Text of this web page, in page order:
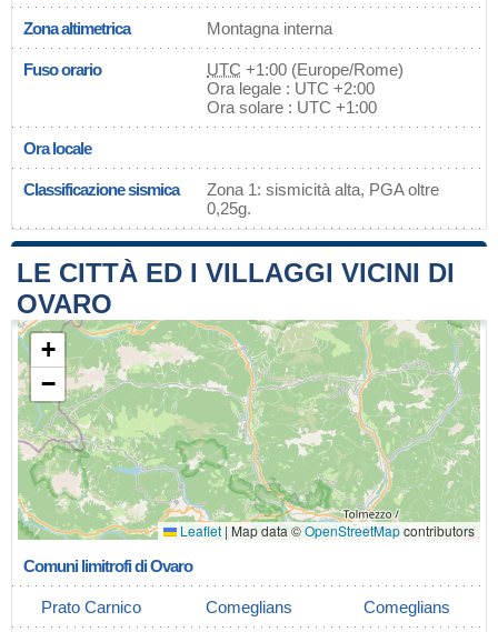
Zona altimetrica Montagna interna
Fuso orario UTC +1:00 (Europe/Rome)
Ora legale : UTC +2:00
Ora solare : UTC +1:00
Ora locale
Classificazione sismica
Zona 1: sismicità alta, PGA oltre
0,25g.
LE CITTÀ ED I VILLAGGI VICINI DI
OVARO
+
−
Leaflet | Map data ©OpenStreetMapcontributors
Comuni limitrofi di Ovaro
Prato Carnico Comeglians Comeglians